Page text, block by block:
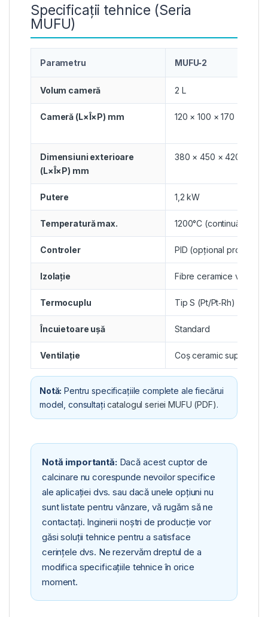
Specificații tehnice (Seria
MUFU)
Parametru MUFU‑2
Volum cameră 2 L
Cameră (L×Î×P) mm 120 × 100 × 170
Dimensiuni exterioare
(L×Î×P) mm
380 × 450 × 420
Putere 1,2 kW
Temperatură max. 1200°C (continuă
Controler PID (opțional
Izolație Fibre ceramice
Termocuplu Tip S (Pt/Pt‑Rh)
Încuietoare ușă Standard
Ventilație Coș ceramic superior
Notă: Pentru specificațiile complete ale fiecărui
model, consultațicatalogul seriei MUFU (PDF).
Notă importantă:Dacă acest cuptor de
calcinare nu corespunde nevoilor specifice
ale aplicației dvs. sau dacă unele opțiuni nu
sunt listate pentru vânzare, vă rugăm să ne
contactați. Inginerii noștri de producție vor
găsi soluții tehnice pentru a satisface
cerințele dvs. Ne rezervăm dreptul de a
modifica specificațiile tehnice în orice
moment.